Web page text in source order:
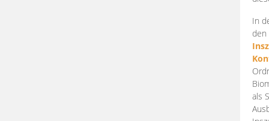
In
den
als